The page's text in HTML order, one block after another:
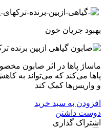
بهبود جریان خون
ماساژ پاها در اثر صابون
پاها می‌کند که می‌تواند به
و واریس‌ها کمک کند
افزودن به سبد خرید
دوست داشتن
اشتراک گذاری